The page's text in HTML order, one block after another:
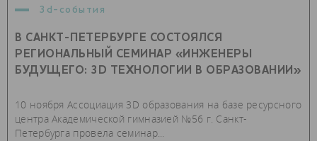
3d-события
В САНКТ-ПЕТЕРБУРГЕ СОСТОЯЛСЯ
РЕГИОНАЛЬНЫЙ СЕМИНАР «ИНЖЕНЕРЫ
БУДУЩЕГО: 3D ТЕХНОЛОГИИ В ОБРАЗОВАНИИ»
10 ноября Ассоциация 3D образования на базе ресурсного
центра Академической гимназией №56 г. Санкт-
Петербурга провела семинар...